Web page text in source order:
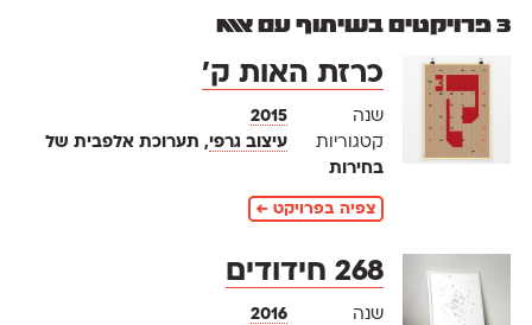
3 פרויקטים בשיתוף עם אאא
כרזת האות ק׳
שנה
2015
קטגוריות
עיצוב גרפי, תערוכת אלפבית של
בחירות
צפיה בפרויקט ←
268 חידודים
שנה
2016